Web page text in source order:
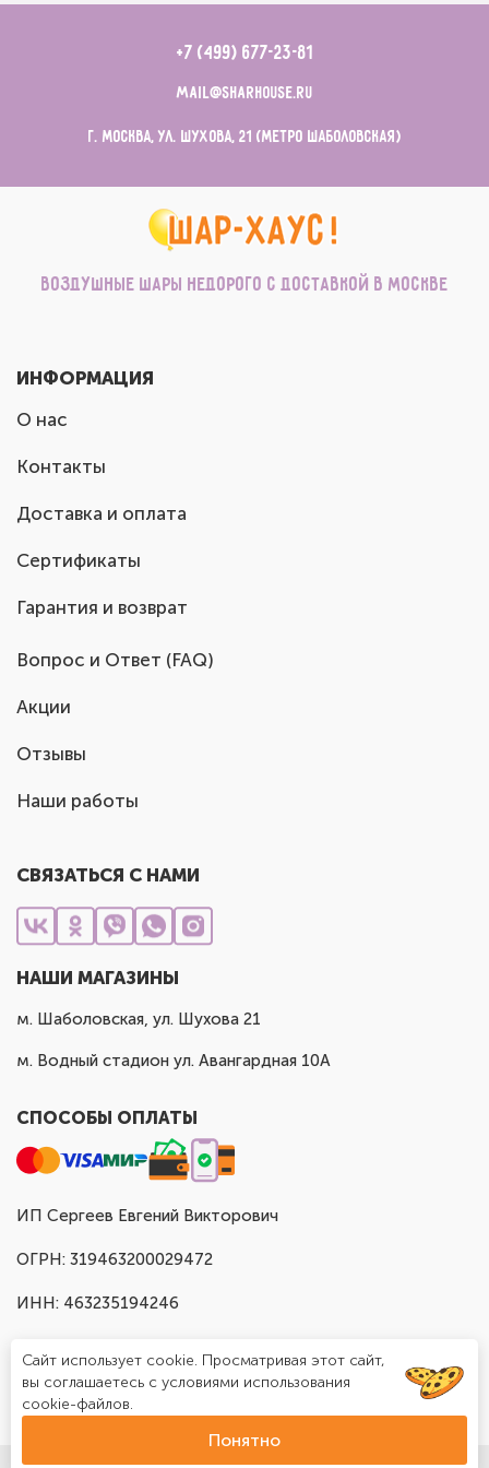
+7 (499) 677-23-81
mail@sharhouse.ru
г. Москва, ул. Шухова, 21 (метро Шаболовская)
Воздушные шары недорого с доставкой в Москве
ИНФОРМАЦИЯ
О нас
Контакты
Доставка и оплата
Сертификаты
Гарантия и возврат
Вопрос и Ответ (FAQ)
Акции
Отзывы
Наши работы
СВЯЗАТЬСЯ С НАМИ
НАШИ МАГАЗИНЫ
м. Шаболовская, ул. Шухова 21
м. Водный стадион ул. Авангардная 10А
СПОСОБЫ ОПЛАТЫ
ИП Сергеев Евгений Викторович
ОГРН: 319463200029472
ИНН: 463235194246
Сайт использует cookie. Просматривая этот сайт,
вы соглашаетесь с условиями использования
cookie-файлов.
Понятно